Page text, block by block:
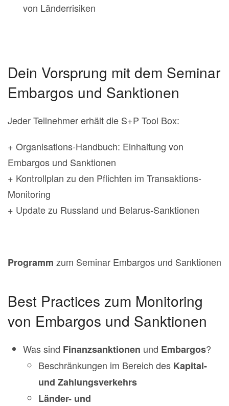
von Länderrisiken
Dein Vorsprung mit dem Seminar
Embargos und Sanktionen
Jeder Teilnehmer erhält die S+P Tool Box:
+ Organisations-Handbuch: Einhaltung von
Embargos und Sanktionen
+ Kontrollplan zu den Pflichten im Transaktions-
Monitoring
+ Update zu Russland und Belarus-Sanktionen
Programm zum Seminar Embargos und Sanktionen
Best Practices zum Monitoring
von Embargos und Sanktionen
Was sind Finanzsanktionen und Embargos?
Beschränkungen im Bereich des Kapital-
und Zahlungsverkehrs
Länder- und